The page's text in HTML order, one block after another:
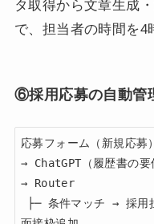
タ取得から文章生成
で、担当者の時間を4
⑥採用応募の自動管
応募フォーム（新規応募）
→ ChatGPT（履歴書の要
→ Router